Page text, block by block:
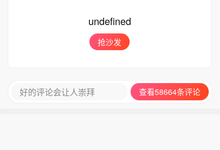
undefined
抢沙发
好的评论会让人崇拜 查看58664条评论